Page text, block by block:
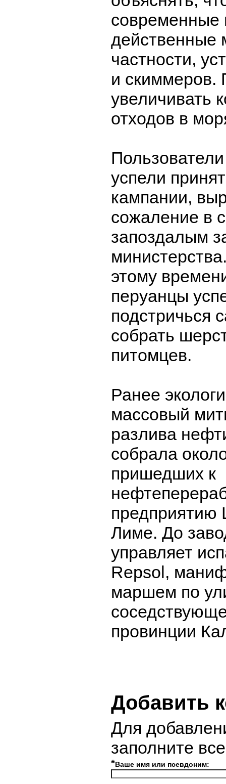
современные
действенные
частности,
и скиммеров.
увеличивать
отходов в
успели
кампании,
сожаление в
запоздалым
этому
перуанцы
подстричься
собрать
питомцев.
Ранее
массовый
разлива
собрала
пришедших к
предприятию
Лиме. До
управляет
Repsol,
маршем по
провинции
Добавить
Для
заполните
*Ваше имя или псевдоним: